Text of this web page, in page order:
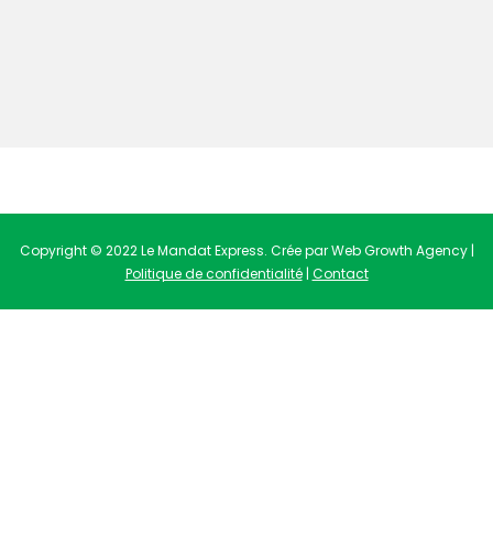
Copyright © 2022 Le Mandat Express. Crée par Web Growth Agency |
Politique de confidentialité| Contact